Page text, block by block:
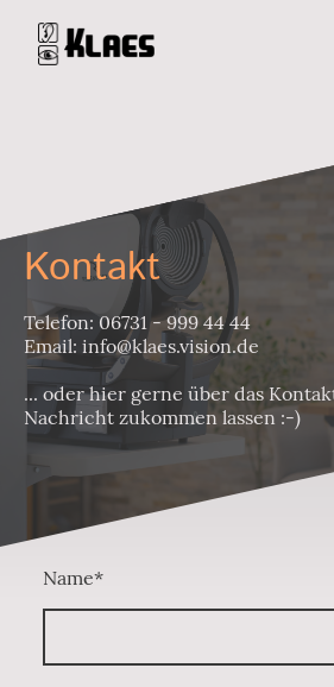
Kontakt
Telefon: 06731 - 999 44 44
Email: info@klaes.vision.de
... oder hier gerne über das
Nachricht zukommen lassen :-)
Name*